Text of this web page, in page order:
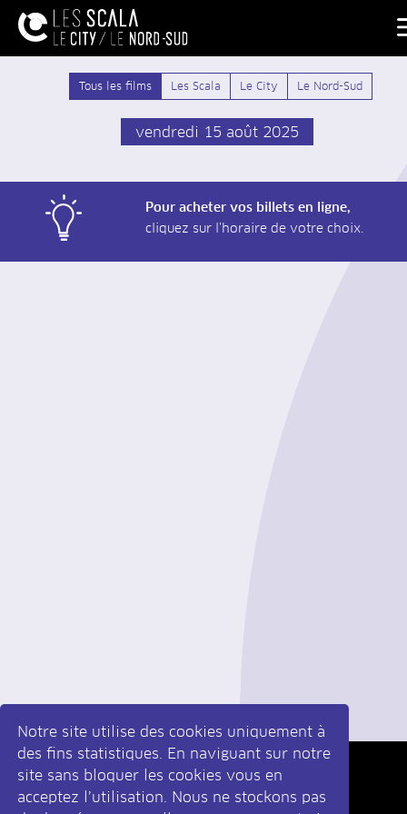
Notre site utilise des cookies uniquement à
des fins statistiques. En naviguant sur notre
site sans bloquer les cookies vous en
acceptez l’utilisation. Nous ne stockons pas
Tous les films Les Scala Le City Le Nord-Sud
vendredi 15 août 2025
Pour acheter vos billets en ligne,
cliquez sur l’horaire de votre choix.
Inscrivez-vousà la newsletter